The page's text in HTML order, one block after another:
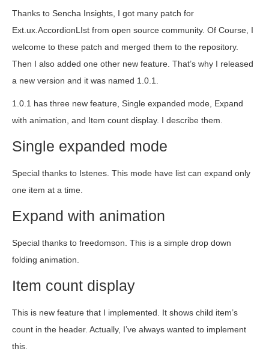
Thanks to Sencha Insights, I got many patch for
Ext.ux.AccordionLIst from open source community. Of Course, I
welcome to these patch and merged them to the repository.
Then I also added one other new feature. That’s why I released
a new version and it was named 1.0.1.
1.0.1 has three new feature, Single expanded mode, Expand
with animation, and Item count display. I describe them.
Single expanded mode
Special thanks to Istenes. This mode have list can expand only
one item at a time.
Expand with animation
Special thanks to freedomson. This is a simple drop down
folding animation.
Item count display
This is new feature that I implemented. It shows child item’s
count in the header. Actually, I’ve always wanted to implement
this.